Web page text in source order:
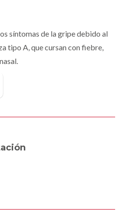
síntomas de la gripe debido al
tipo A, que cursan con fiebre,